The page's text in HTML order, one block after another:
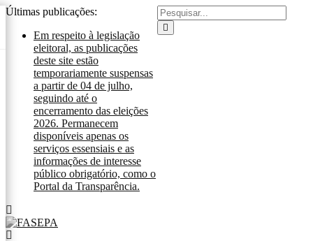
Últimas publicações:
Em respeito à legislação
eleitoral, as publicações
deste site estão
temporariamente suspensas
a partir de 04 de julho,
seguindo até o
encerramento das eleições
2026. Permanecem
disponíveis apenas os
serviços essensiais e as
informações de interesse
público obrigatório, como o
Portal da Transparência.